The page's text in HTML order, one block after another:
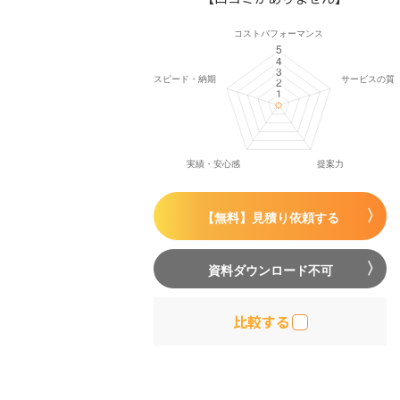
【無料】見積り依頼する
資料ダウンロード不可
比較する